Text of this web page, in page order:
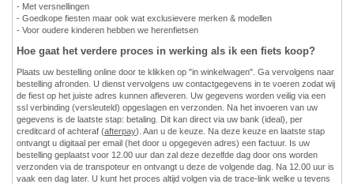
- Met versnellingen
- Goedkope fiesten maar ook wat exclusievere merken & modellen
- Voor oudere kinderen hebben we herenfietsen
Hoe gaat het verdere proces in werking als ik een fiets koop?
Plaats uw bestelling online door te klikken op "in winkelwagen". Ga vervolgens naar
bestelling afronden. U dienst vervolgens uw contactgegevens in te voeren zodat wij
de fiest op het juiste adres kunnen afleveren. Uw gegevens worden veilig via een
ssl verbinding (versleuteld) opgeslagen en verzonden. Na het invoeren van uw
gegevens is de laatste stap: betaling. Dit kan direct via uw bank (ideal), per
creditcard of achteraf (afterpay). Aan u de keuze. Na deze keuze en laatste stap
ontvangt u digitaal per email (het door u opgegeven adres) een factuur. Is uw
bestelling geplaatst voor 12.00 uur dan zal deze dezelfde dag door ons worden
verzonden via de transpoteur en ontvangt u deze de volgende dag. Na 12.00 uur is
vaak een dag later. U kunt het proces altijd volgen via de trace-link welke u tevens